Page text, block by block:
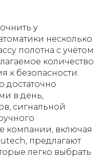
у
несколько
полотна с учётом
количество
к безопасности.
достаточно
в день,
сигнальной
компании, включая
предлагают
легко выбрать